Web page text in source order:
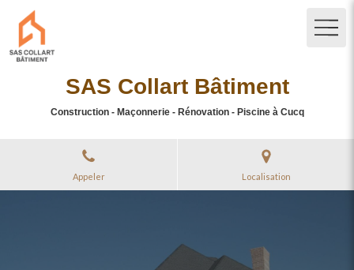
SAS Collart Bâtiment
Construction - Maçonnerie - Rénovation - Piscine à Cucq
Appeler Localisation